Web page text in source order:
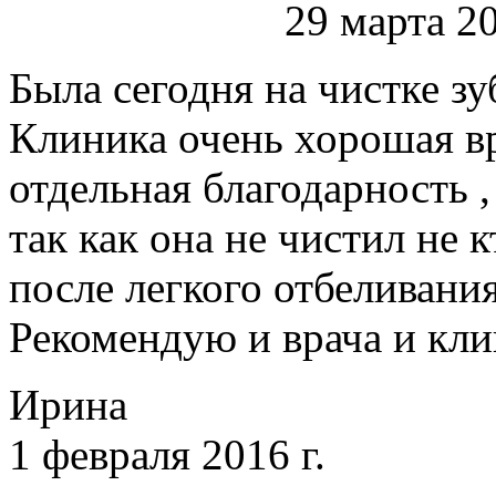
29 марта
Была сегодня на чистке
Клиника очень хорошая
отдельная
так как она не чистил не
после легкого
Рекомендую и врача и
Ирина
1 февраля 2016 г.